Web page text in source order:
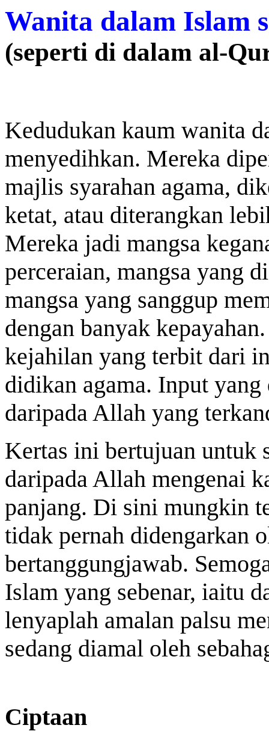
Wanita dalam Islam
(seperti di dalam al-
Kedudukan kaum wanita
menyedihkan. Mereka
majlis syarahan agama,
ketat, atau diterangkan
Mereka jadi mangsa
perceraian, mangsa yang
mangsa yang sanggup
dengan banyak
kejahilan yang terbit dari
didikan agama. Input
daripada Allah yang
Kertas ini bertujuan untuk
daripada Allah mengenai
panjang. Di sini mungkin
tidak pernah didengarkan
bertanggungjawab.
Islam yang sebenar, iaitu
lenyaplah amalan palsu
sedang diamal oleh
Ciptaan